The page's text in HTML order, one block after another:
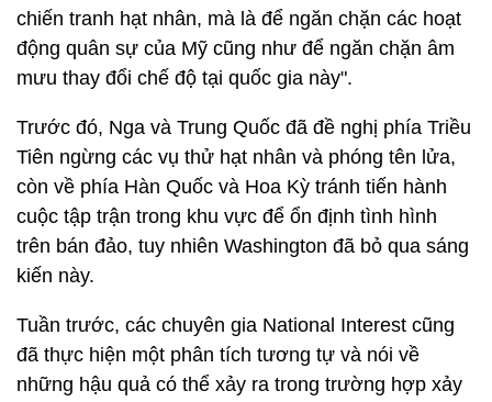
chiến tranh hạt nhân, mà là để ngăn chặn các hoạt
động quân sự của Mỹ cũng như để ngăn chặn âm
mưu thay đổi chế độ tại quốc gia này".
Trước đó, Nga và Trung Quốc đã đề nghị phía Triều
Tiên ngừng các vụ thử hạt nhân và phóng tên lửa,
còn về phía Hàn Quốc và Hoa Kỳ tránh tiến hành
cuộc tập trận trong khu vực để ổn định tình hình
trên bán đảo, tuy nhiên Washington đã bỏ qua sáng
kiến này.
Tuần trước, các chuyên gia National Interest cũng
đã thực hiện một phân tích tương tự và nói về
những hậu quả có thể xảy ra trong trường hợp xảy